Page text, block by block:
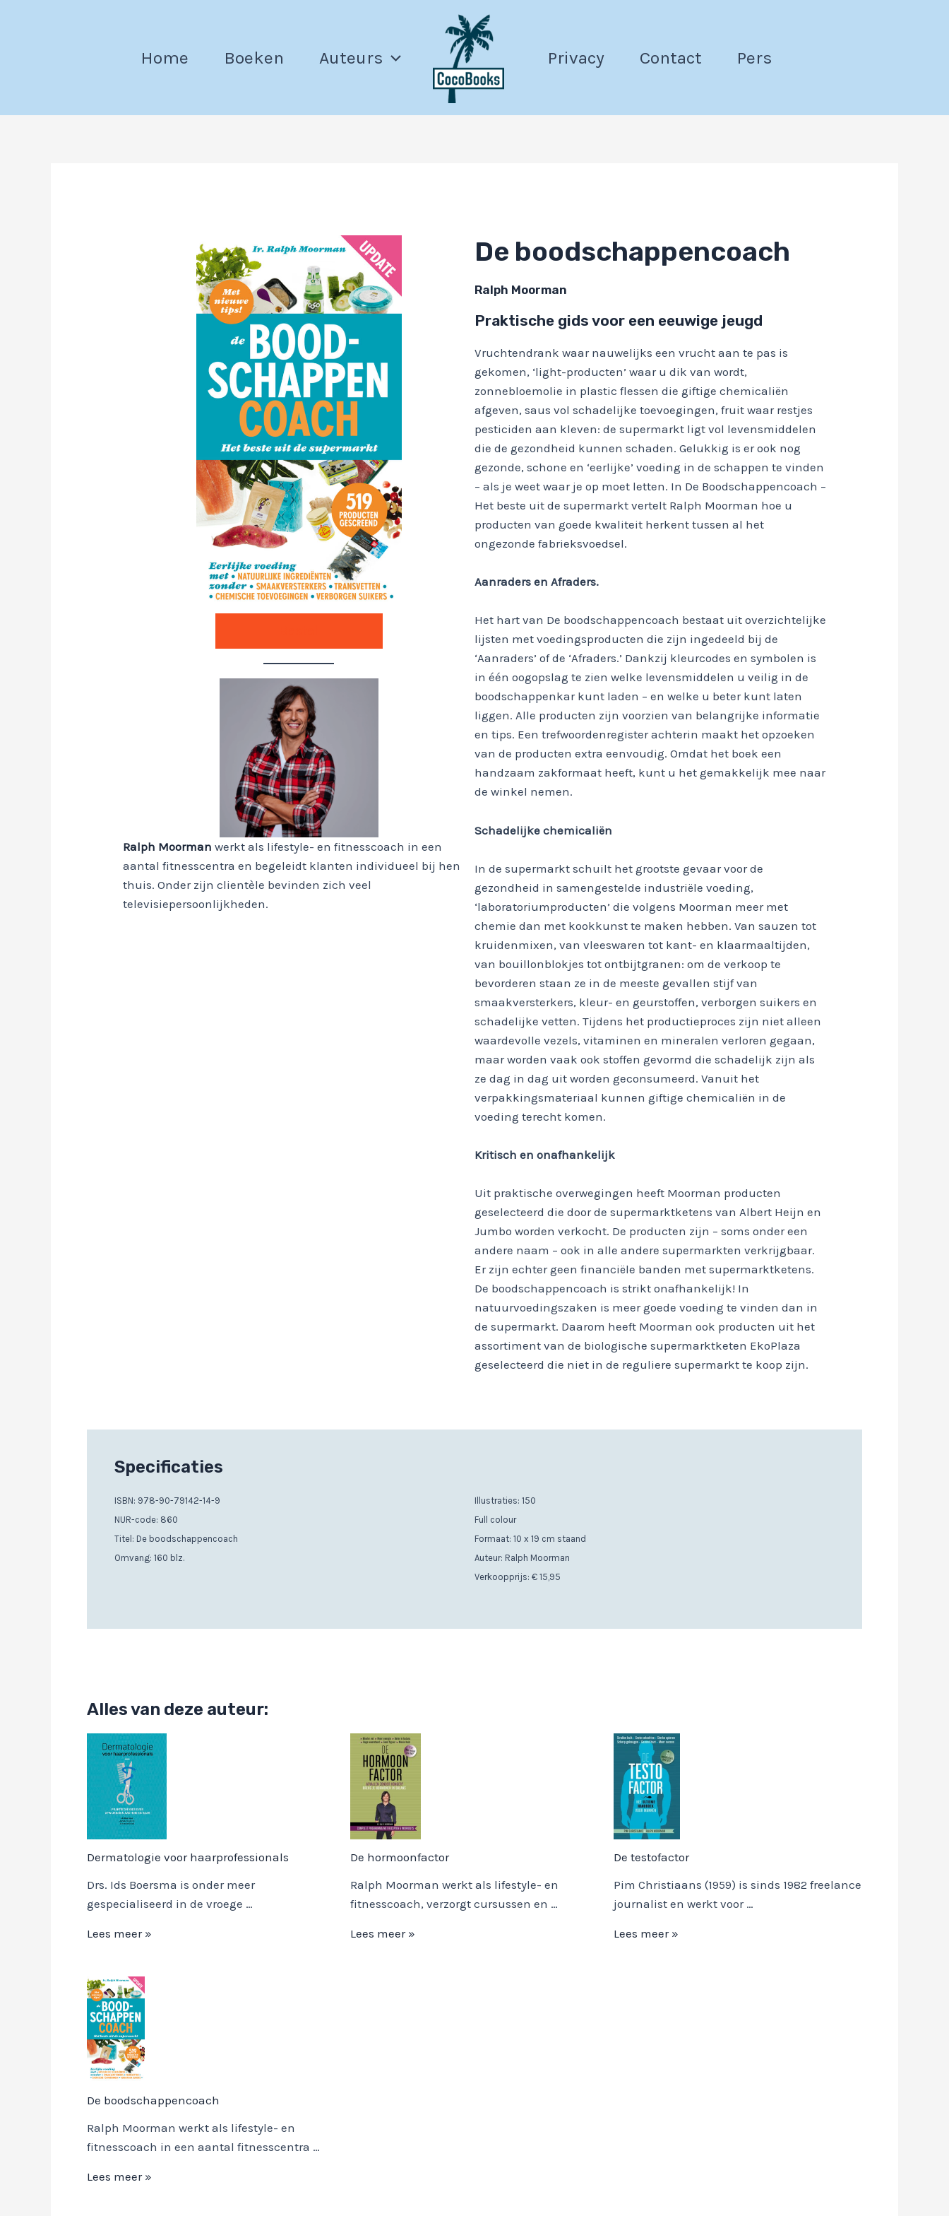
Home Boeken Auteurs Privacy Contact Pers
Ralph Moorman werkt als lifestyle- en fitnesscoach in een
aantal fitnesscentra en begeleidt klanten individueel bij hen
thuis. Onder zijn clientèle bevinden zich veel
televisiepersoonlijkheden.
De boodschappencoach
Ralph Moorman
Praktische gids voor een eeuwige jeugd
Vruchtendrank waar nauwelijks een vrucht aan te pas is
gekomen, ‘light-producten’ waar u dik van wordt,
zonnebloemolie in plastic flessen die giftige chemicaliën
afgeven, saus vol schadelijke toevoegingen, fruit waar restjes
pesticiden aan kleven: de supermarkt ligt vol levensmiddelen
die de gezondheid kunnen schaden. Gelukkig is er ook nog
gezonde, schone en ‘eerlijke’ voeding in de schappen te vinden
– als je weet waar je op moet letten. In De Boodschappencoach –
Het beste uit de supermarkt vertelt Ralph Moorman hoe u
producten van goede kwaliteit herkent tussen al het
ongezonde fabrieksvoedsel.
Aanraders en Afraders.
Het hart van De boodschappencoach bestaat uit overzichtelijke
lijsten met voedingsproducten die zijn ingedeeld bij de
‘Aanraders’ of de ‘Afraders.’ Dankzij kleurcodes en symbolen is
in één oogopslag te zien welke levensmiddelen u veilig in de
boodschappenkar kunt laden – en welke u beter kunt laten
liggen. Alle producten zijn voorzien van belangrijke informatie
en tips. Een trefwoordenregister achterin maakt het opzoeken
van de producten extra eenvoudig. Omdat het boek een
handzaam zakformaat heeft, kunt u het gemakkelijk mee naar
de winkel nemen.
Schadelijke chemicaliën
In de supermarkt schuilt het grootste gevaar voor de
gezondheid in samengestelde industriële voeding,
‘laboratoriumproducten’ die volgens Moorman meer met
chemie dan met kookkunst te maken hebben. Van sauzen tot
kruidenmixen, van vleeswaren tot kant- en klaarmaaltijden,
van bouillonblokjes tot ontbijtgranen: om de verkoop te
bevorderen staan ze in de meeste gevallen stijf van
smaakversterkers, kleur- en geurstoffen, verborgen suikers en
schadelijke vetten. Tijdens het productieproces zijn niet alleen
waardevolle vezels, vitaminen en mineralen verloren gegaan,
maar worden vaak ook stoffen gevormd die schadelijk zijn als
ze dag in dag uit worden geconsumeerd. Vanuit het
verpakkingsmateriaal kunnen giftige chemicaliën in de
voeding terecht komen.
Kritisch en onafhankelijk
Uit praktische overwegingen heeft Moorman producten
geselecteerd die door de supermarktketens van Albert Heijn en
Jumbo worden verkocht. De producten zijn – soms onder een
andere naam – ook in alle andere supermarkten verkrijgbaar.
Er zijn echter geen financiële banden met supermarktketens.
De boodschappencoach is strikt onafhankelijk! In
natuurvoedingszaken is meer goede voeding te vinden dan in
de supermarkt. Daarom heeft Moorman ook producten uit het
assortiment van de biologische supermarktketen EkoPlaza
geselecteerd die niet in de reguliere supermarkt te koop zijn.
Specificaties
ISBN: 978-90-79142-14-9
NUR-code: 860
Titel: De boodschappencoach
Omvang: 160 blz.
Illustraties: 150
Full colour
Formaat: 10 x 19 cm staand
Auteur: Ralph Moorman
Verkoopprijs: € 15,95
Alles van deze auteur:
Dermatologie voor haarprofessionals
Drs. Ids Boersma is onder meer
gespecialiseerd in de vroege …
Dermatologie
Lees meer »
De hormoonfactor
Ralph Moorman werkt als lifestyle- en
fitnesscoach, verzorgt cursussen en …
De
Lees meer »
De testofactor
Pim Christiaans (1959) is sinds 1982 freelance
journalist en werkt voor …
De
Lees meer »
De boodschappencoach
Ralph Moorman werkt als lifestyle- en
fitnesscoach in een aantal fitnesscentra …
De
Lees meer »